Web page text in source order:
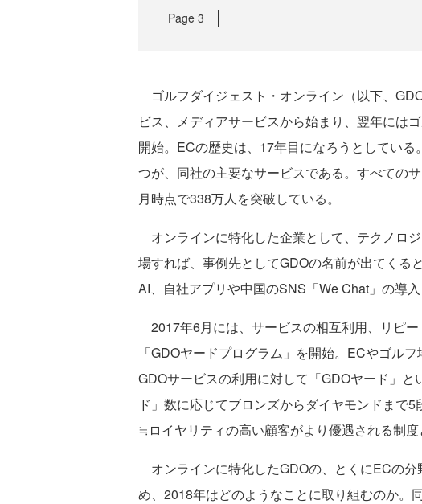
Page 3
ゴルフダイジェスト・オンライン（以下、
ビス、メディアサービスから始まり、翌年には
開始。ECの歴史は、17年目になろうとしてい
つが、同社の主要なサービスである。すべての
月時点で338万人を突破している。
オンラインに特化した企業として、テクノロ
場すれば、事例先としてGDOの名前が出てくる
AI、自社アプリや中国のSNS「We Chat」の導
2017年6月には、サービスの相互利用、リピ
「GDOヤードプログラム」を開始。ECやゴル
GDOサービスの利用に対して「GDOヤード」
ド」数に応じてブロンズからダイヤモンドまで
≒ロイヤリティの高い顧客がより優遇される制
オンラインに特化したGDOの、とくにECの
め、2018年はどのようなことに取り組むのか。